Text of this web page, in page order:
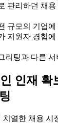
관리하던 채용
규모의 기업
지원자 경험
리팅과 다른
인재 확
치열한 채용 시